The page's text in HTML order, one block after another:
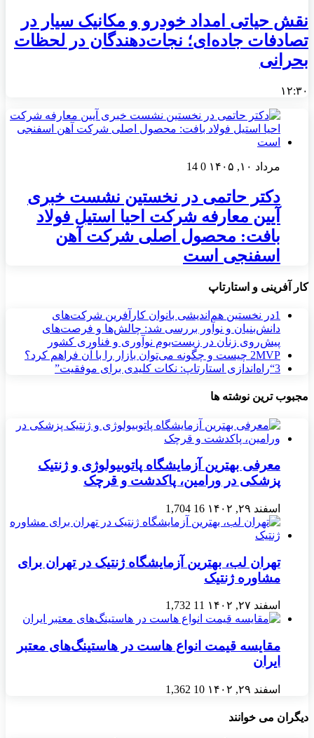
نقش حیاتی امداد خودرو و مکانیک سیار در
تصادفات جاده‌ای؛ نجات‌دهندگان در لحظات
بحرانی
۱۲:۳۰
مرداد ۱۰, ۱۴۰۵ 0
14
دکتر حاتمی در نخستین نشست خبری
آیین معارفه شرکت احیا استیل فولاد
بافت: محصول اصلی شرکت آهن
اسفنجی است
کار آفرینی و استارتاپ
1در نخستین هم‌اندیشی بانوان کارآفرین شرکت‌های
دانش‌بنیان و نوآور بررسی شد: چالش‌ها و فرصت‌های
پیش‌روی زنان در زیست‌بوم نوآوری و فناوری کشور
2MVP چیست و چگونه می‌توان بازار را با آن فراهم کرد؟
3“راه‌اندازی استارتاپ: نکات کلیدی برای موفقیت”
مجبوب ترین نوشته ها
معرفی بهترین آزمایشگاه پاتوبیولوژی و ژنتیک
پزشکی در ورامین، پاکدشت و قرچک
اسفند ۲۹, ۱۴۰۲ 16
1,704
تهران لب، بهترین آزمایشگاه ژنتیک در تهران برای
مشاوره ژنتیک
اسفند ۲۷, ۱۴۰۲ 11
1,732
مقایسه قیمت انواع هاست در هاستینگ‌های معتبر
ایران
اسفند ۲۹, ۱۴۰۲ 10
1,362
دیگران می خوانند